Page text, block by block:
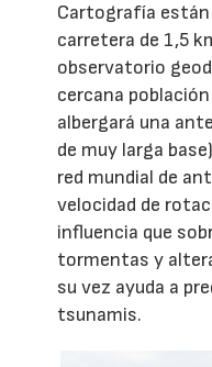
Cartografía
carretera de 1,5
observatorio
cercana
albergará una
de muy larga
red mundial de
velocidad de
influencia que
tormentas y
su vez ayuda a
tsunamis.